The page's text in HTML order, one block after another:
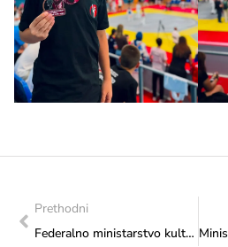
Prethodni
Federalno ministarstvo kulture i sporta dodijelilo 440.000 KM za projekte župa i samostana u Bosni i Hercegovini